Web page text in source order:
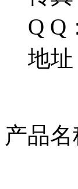
Q Q
地
产品名